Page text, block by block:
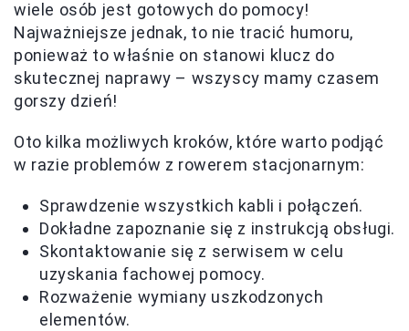
wiele osób jest gotowych do pomocy!
Najważniejsze jednak, to nie tracić humoru,
ponieważ to właśnie on stanowi klucz do
skutecznej naprawy – wszyscy mamy czasem
gorszy dzień!
Oto kilka możliwych kroków, które warto podjąć
w razie problemów z rowerem stacjonarnym:
Sprawdzenie wszystkich kabli i połączeń.
Dokładne zapoznanie się z instrukcją obsługi.
Skontaktowanie się z serwisem w celu
uzyskania fachowej pomocy.
Rozważenie wymiany uszkodzonych
elementów.